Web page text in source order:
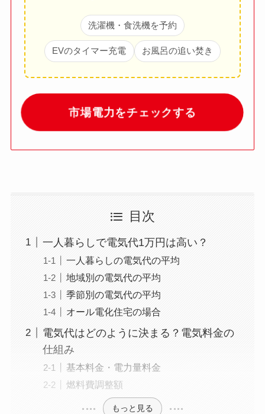
洗濯機・食洗機を予約
EVのタイマー充電 お風呂の追い焚き
市場電力をチェックする
目次
一人暮らしで電気代1万円は高い？
一人暮らしの電気代の平均
地域別の電気代の平均
季節別の電気代の平均
オール電化住宅の場合
電気代はどのように決まる？電気料金の
仕組み
基本料金・電力量料金
燃料費調整額
もっと見る